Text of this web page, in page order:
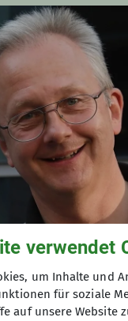
verwendet
um Inhalte und
für soziale
auf unsere Website